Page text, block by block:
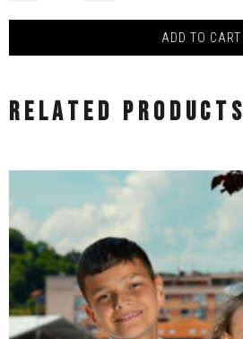
ADD TO CART
RELATED PRODUCTS